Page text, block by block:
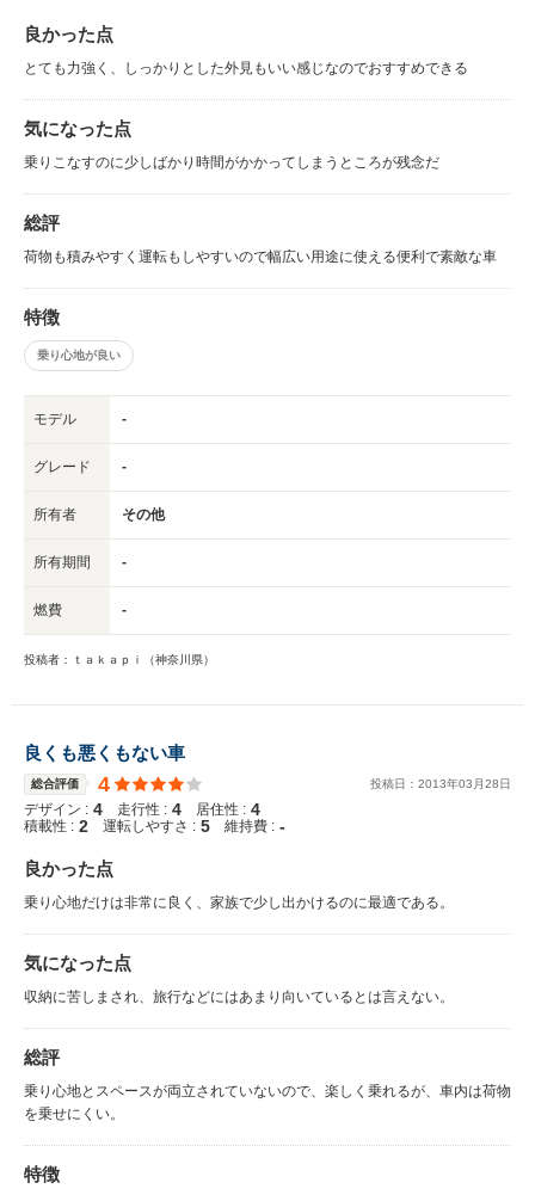
良かった点
とても力強く、しっかりとした外見もいい感じなのでおすすめできる
気になった点
乗りこなすのに少しばかり時間がかかってしまうところが残念だ
総評
荷物も積みやすく運転もしやすいので幅広い用途に使える便利で素敵な車
特徴
乗り心地が良い
モデル -
グレード -
所有者 その他
所有期間 -
燃費 -
投稿者：ｔａｋａｐｉ（神奈川県）
良くも悪くもない車
総合評価 4 投稿日： 2013年03 月28日
デザイン : 4 走行性 : 4 居住性 : 4
積載性 : 2 運転しやすさ : 5 維持費 : -
良かった点
乗り心地だけは非常に良く、家族で少し出かけるのに最適である。
気になった点
収納に苦しまされ、旅行などにはあまり向いているとは言えない。
総評
乗り心地とスペースが両立されていないので、楽しく乗れるが、車内は荷物
を乗せにくい。
特徴